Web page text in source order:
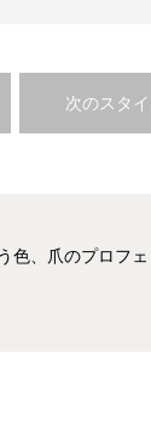
次のスタ
色、爪のプロフ